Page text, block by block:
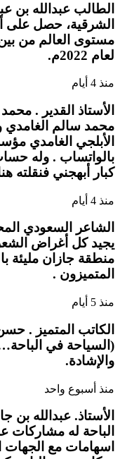
الطالب عبدالله بن
الشرقية، حصل
لعام 2022م.
منذ 4 أيام
الأستاذ القدير .
محمد سالم الغامدي
الأبلجي الغامدي
بالواتساب . وله
كبار أبهجني فنقلته
منذ 4 أيام
الشاعر السعودي
يجيد كل أغراض
منطقة جازان مليئة
المتميزون .
منذ 5 أيام
الكاتب المتميز .
(السياحة في
والإشادة.
منذ أسبوع واحد
الأستاذ. عبدالله
الباحة له مشاركات
اسهامات مع الجهات